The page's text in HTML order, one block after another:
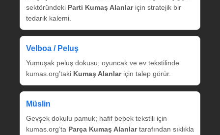
sektöründeki Parti Kumaş Alanlariçin stratejik bir
tedarik kalemi.
Velboa / Peluş
Yumuşak peluş dokusu; oyuncak ve ev tekstilinde
kumas.org’taki Kumaş Alanlariçin talep görür.
Müslin
Gevşek dokulu pamuk; hafif bebek tekstili için
kumas.org’ta Parça Kumaş Alanlartarafından sıklıkla